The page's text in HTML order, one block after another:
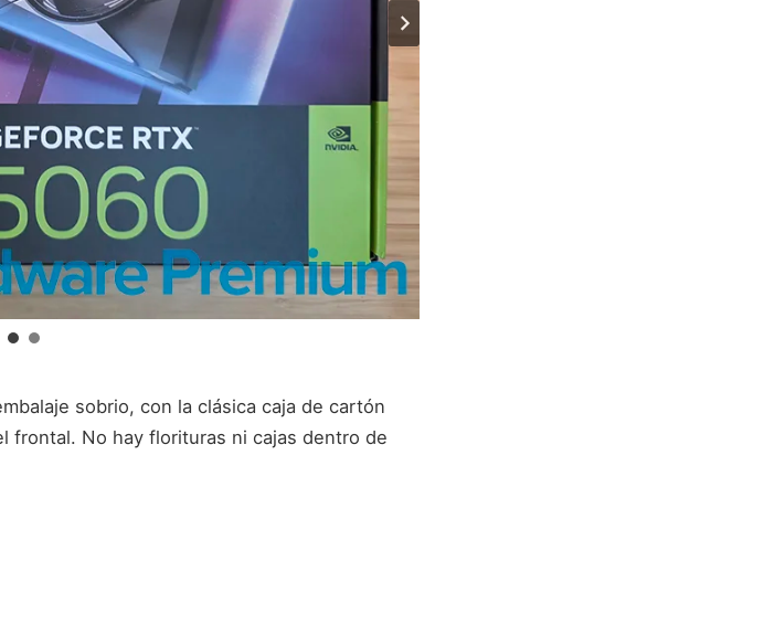
sobrio, con la clásica caja de cartón
frontal. No hay florituras ni cajas dentro de